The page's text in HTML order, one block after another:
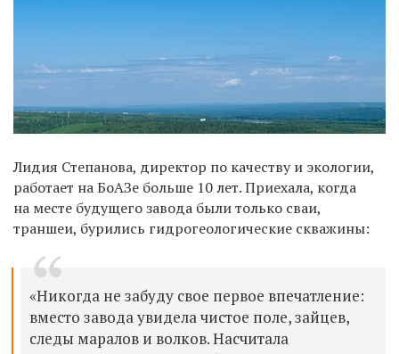
Лидия Степанова, директор по качеству и экологии,
работает на БоАЗе больше 10 лет. Приехала, когда
на месте будущего завода были только сваи,
траншеи, бурились гидрогеологические скважины:
«Никогда не забуду свое первое впечатление:
вместо завода увидела чистое поле, зайцев,
следы маралов и волков. Насчитала